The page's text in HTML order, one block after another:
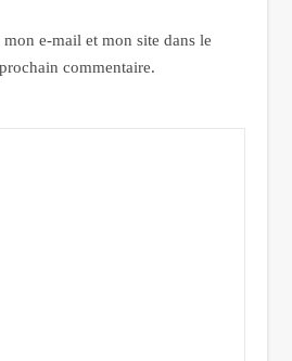
e-mail et mon site dans le
commentaire.